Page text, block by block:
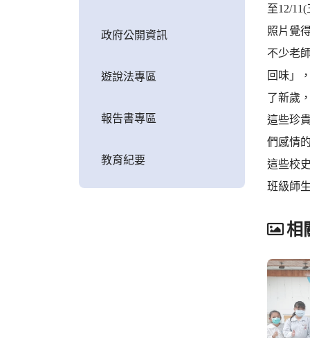
政府公開資訊
遊說法專區
報告書專區
教育紀要
至12/
照片覺
不少老
回味」
了新歲
這些珍
們感情
這些校
班級師
相